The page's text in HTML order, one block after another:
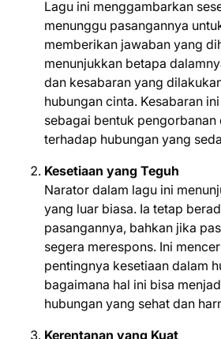
Lagu ini menggambarkan
menunggu pasangannya
memberikan jawaban yang
menunjukkan betapa
dan kesabaran yang
hubungan cinta. Kesabaran
sebagai bentuk
terhadap hubungan yang
Kesetiaan yang Teguh
Narator dalam lagu ini
yang luar biasa. Ia tetap
pasangannya, bahkan jika
segera merespons. Ini
pentingnya kesetiaan dalam
bagaimana hal ini bisa
hubungan yang sehat dan
Kerentanan yang Kuat